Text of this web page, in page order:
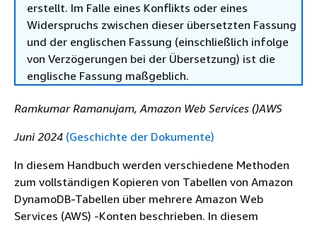
erstellt. Im Falle eines Konflikts oder eines
Widerspruchs zwischen dieser übersetzten Fassung
und der englischen Fassung (einschließlich infolge
von Verzögerungen bei der Übersetzung) ist die
englische Fassung maßgeblich.
Ramkumar Ramanujam, Amazon Web Services ()AWS
Juni 2024 (Geschichte der Dokumente)
In diesem Handbuch werden verschiedene Methoden
zum vollständigen Kopieren von Tabellen von Amazon
DynamoDB-Tabellen über mehrere Amazon Web
Services (AWS) -Konten beschrieben. In diesem